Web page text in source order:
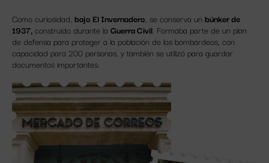
Como curiosidad, bajo El Invernadero, se conserva un búnker de
1937,construido durante la Guerra Civil. Formaba parte de un plan
de defensa para proteger a la población de los bombardeos, con
capacidad para 200 personas, y también se utilizó para guardar
documentos importantes.